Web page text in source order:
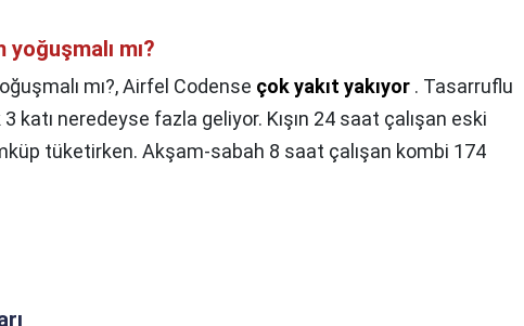
mı?
mı?,Airfel Codense çok yakıt yakıyor . Tasarruflu
katı neredeyse fazla geliyor. Kışın 24 saat çalışan eski
tüketirken. Akşam-sabah 8 saat çalışan kombi 174